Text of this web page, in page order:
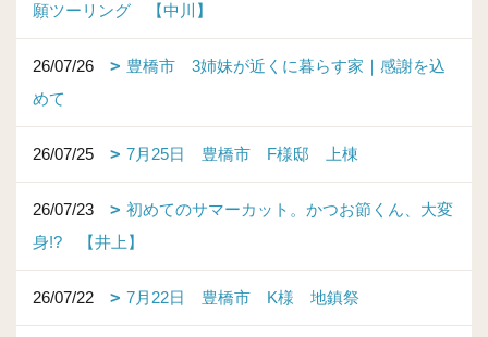
願ツーリング 【中川】
26/07/26
豊橋市 3姉妹が近くに暮らす家｜感謝を込
めて
26/07/25 7月25日 豊橋市 F様邸 上棟
26/07/23
初めてのサマーカット。かつお節くん、大変
身!? 【井上】
26/07/22 7月22日 豊橋市 K様 地鎮祭